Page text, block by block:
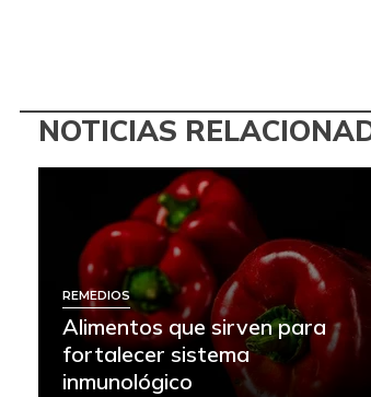
NOTICIAS
REMEDIOS
Alimentos que sirven para
fortalecer sistema
inmunológico